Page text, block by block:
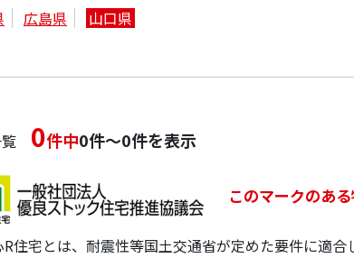
広島県 山口県
0件中0件～0件を表示
このマークのあ
R住宅とは、耐震性等国土交通省が定めた要件に適合